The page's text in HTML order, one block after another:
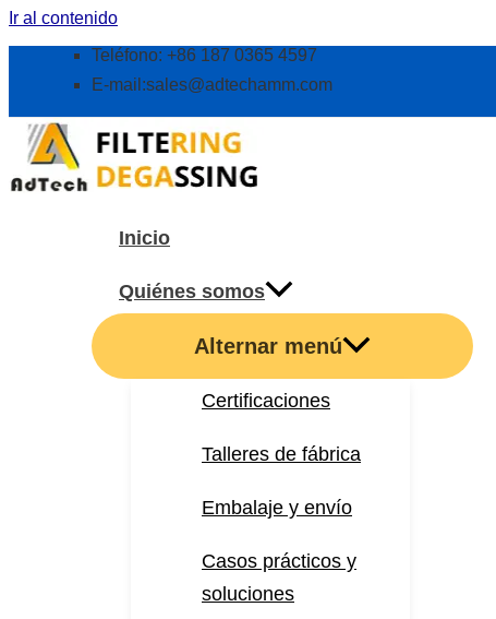
Ir al contenido
Teléfono: +86 187 0365 4597
E-mail:sales@adtechamm.com
Inicio
Quiénes somos
Alternar menú
Certificaciones
Talleres de fábrica
Embalaje y envío
Casos prácticos y
soluciones